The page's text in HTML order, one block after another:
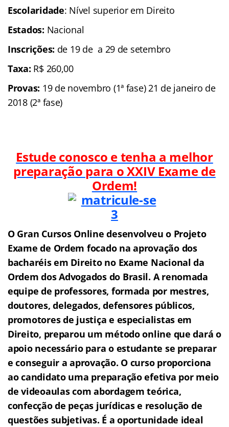
Escolaridade: Nível superior em Direito
Estados: Nacional
Inscrições: de 19 de a 29 de setembro
Taxa: R$ 260,00
Provas: 19 de novembro (1ª fase) 21 de janeiro de
2018 (2ª fase)
Estude conosco e tenha a melhor
preparação para o XXIV Exame de
Ordem!
O Gran Cursos Online desenvolveu o Projeto
Exame de Ordem focado na aprovação dos
bacharéis em Direito no Exame Nacional da
Ordem dos Advogados do Brasil. A renomada
equipe de professores, formada por mestres,
doutores, delegados, defensores públicos,
promotores de justiça e especialistas em
Direito, preparou um método online que dará o
apoio necessário para o estudante se preparar
e conseguir a aprovação. O curso proporciona
ao candidato uma preparação efetiva por meio
de videoaulas com abordagem teórica,
confecção de peças jurídicas e resolução de
questões subjetivas. É a oportunidade ideal